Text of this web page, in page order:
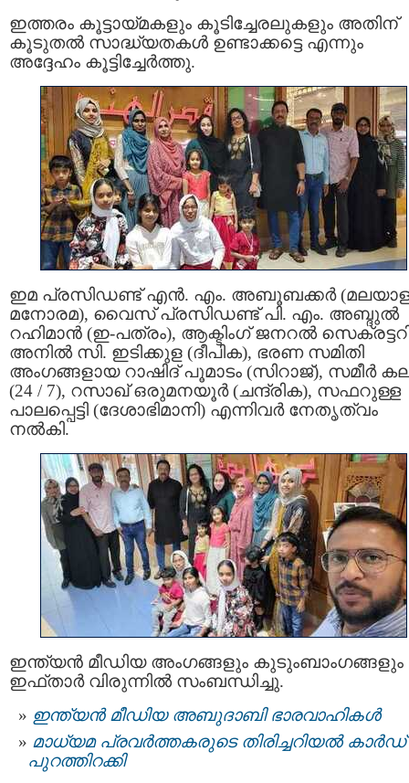
ഇത്തരം കൂട്ടായ്മകളും കൂടിച്ചേരലുകളും അതിന്
കൂടുതല്‍ സാദ്ധ്യതകള്‍ ഉണ്ടാക്കട്ടെ എന്നും
അദ്ദേഹം കൂട്ടിച്ചേര്‍ത്തു.
ഇമ പ്രസിഡണ്ട് എൻ. എം. അബൂബക്കർ
മനോരമ), വൈസ് പ്രസിഡണ്ട് പി. എം. അബ്ദുൽ
റഹിമാൻ (ഇ-പത്രം), ആക്ടിംഗ് ജനറൽ
അനിൽ സി. ഇടിക്കുള (ദീപിക), ഭരണ സമിതി
അംഗങ്ങളായ റാഷിദ് പൂമാടം (സിറാജ്), സമീർ
(24 / 7), റസാഖ് ഒരുമനയൂർ (ചന്ദ്രിക), സഫറുള്ള
പാലപ്പെട്ടി (ദേശാഭിമാനി) എന്നിവർ നേതൃത്വം
നൽകി.
ഇന്ത്യന്‍ മീഡിയ അംഗങ്ങളും കുടുംബാംഗങ്ങളും
ഇഫ്താര്‍ വിരുന്നില്‍ സംബന്ധിച്ചു.
ഇന്ത്യന്‍ മീഡിയ അബുദാബി ഭാരവാഹികള്‍
മാധ്യമ പ്രവർത്തകരുടെ തിരിച്ചറിയൽ കാർഡ്
പുറത്തിറക്കി